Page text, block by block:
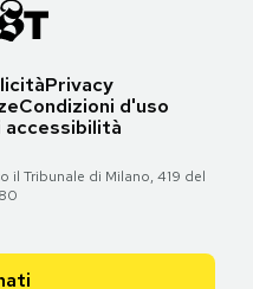
Privacy
Condizioni d'uso
accessibilità
il Tribunale di Milano, 419 del